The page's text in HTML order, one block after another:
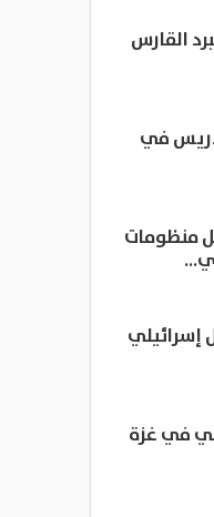
القارس
في
منظومات
في غزة